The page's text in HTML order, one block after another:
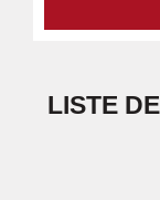
LISTE